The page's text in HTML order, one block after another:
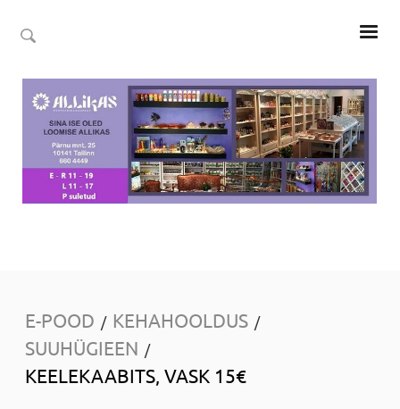
E-POOD / KEHAHOOLDUS /
SUUHÜGIEEN /
KEELEKAABITS, VASK 15€